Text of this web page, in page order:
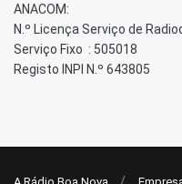
ANACOM:
N.º Licença Serviço de
Serviço Fixo : 505018
Registo INPI N.º 643805